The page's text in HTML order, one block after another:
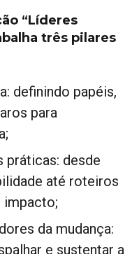
“Líderes
três pilares
definindo papéis,
para
práticas: desde
até roteiros
impacto;
da mudança:
e sustentar a